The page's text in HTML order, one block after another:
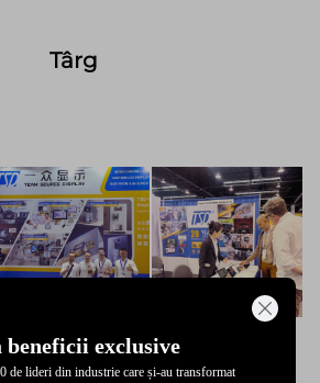
Târg
beneficii exclusive
de lideri din industrie care și-au transformat